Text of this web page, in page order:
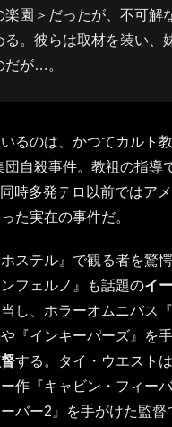
楽園＞だったが、不可解
る。彼らは取材を装い、
だが…。
るのは、かつてカルト
団自殺事件。教祖の指導
時多発テロ以前ではア
た実在の事件だ。
ステル』で観る者を驚
フェルノ』も話題のイ
し、ホラーオムニバス
『インキーパーズ』を
する。タイ・ウエスト
作『キャビン・フィー
ーバー2』を手がけた監督